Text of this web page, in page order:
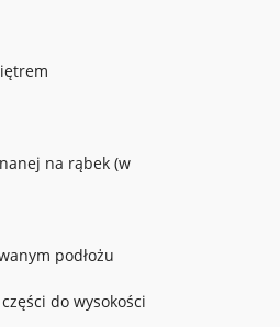
na rąbek (w
podłożu
do wysokości